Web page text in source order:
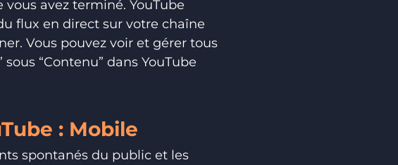
vous avez terminé. YouTube
flux en direct sur votre chaîne
Vous pouvez voir et gérer tous
“Contenu” dans YouTube
: Mobile
spontanés du public et les